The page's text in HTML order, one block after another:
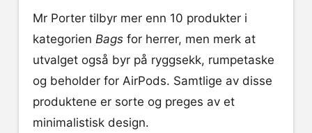
Mr Porter tilbyr mer enn 10 produkter i
kategorien Bags for herrer, men merk at
utvalget også byr på ryggsekk, rumpetaske
og beholder for AirPods. Samtlige av disse
produktene er sorte og preges av et
minimalistisk design.